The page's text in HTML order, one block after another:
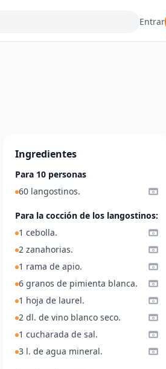
Entrar
Ingredientes
Para 10 personas
60 langostinos.
Para la cocción de los langostinos:
1 cebolla.
2 zanahorias.
1 rama de apio.
6 granos de pimienta blanca.
1 hoja de laurel.
2 dl. de vino blanco seco.
1 cucharada de sal.
3 l. de agua mineral.